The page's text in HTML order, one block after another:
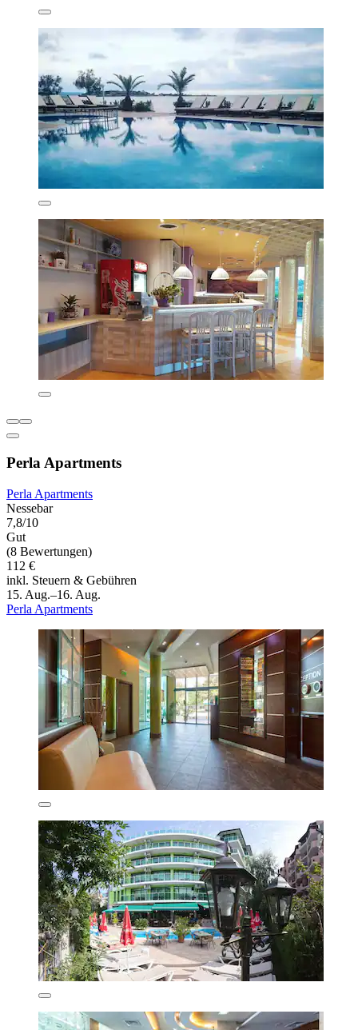
Perla Apartments
Perla Apartments
Nessebar
7,8/10
Gut
(8 Bewertungen)
112 €
inkl. Steuern & Gebühren
15. Aug.–16. Aug.
Perla Apartments